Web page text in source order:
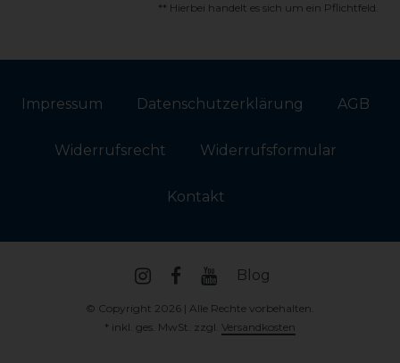
** Hierbei handelt es sich um ein Pflichtfeld.
Impressum Daten­schutz­erklärung AGB
Widerrufs­recht Widerrufs­formular
Kontakt
Blog
© Copyright 2026 | Alle Rechte vorbehalten.
* inkl. ges. MwSt. zzgl. Versandkosten